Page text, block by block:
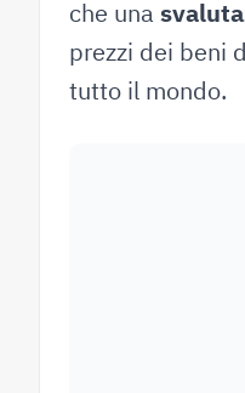
che una
prezzi dei beni
tutto il mondo.